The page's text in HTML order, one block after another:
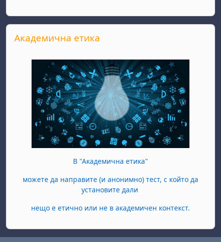
Skip Академична етика
Академична етика
В "Академична етика"
можете да направите (и анонимно) тест, с който да
установите дали
нещо е етично или не в академичен контекст.